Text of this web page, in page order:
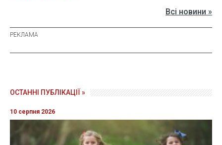
Всі новини »
ОСТАННІ ПУБЛІКАЦІЇ »
10 серпня 2026